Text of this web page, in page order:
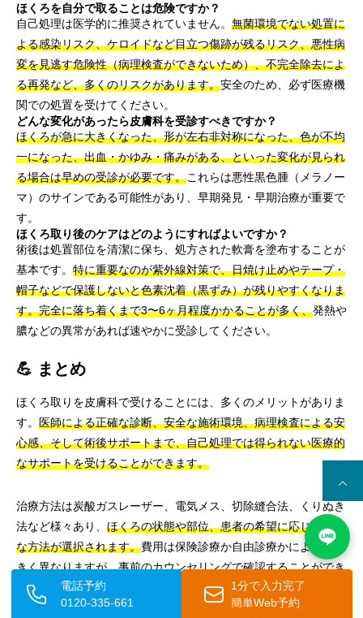
ほくろを自分で取ることは危険ですか？
自己処理は医学的に推奨されていません。 無菌環境でない処置に
よる感染リスク、ケロイドなど目立つ傷跡が残るリスク、悪性病
変を見逃す危険性（病理検査ができないため）、不完全除去によ
る再発など、多くのリスクがあります。安全のため、必ず医療機
関での処置を受けてください。
どんな変化があったら皮膚科を受診すべきですか？
ほくろが急に大きくなった、形が左右非対称になった、色が不均
一になった、出血・かゆみ・痛みがある、といった変化が見られ
る場合は早めの受診が必要です。これらは悪性黒色腫（メラノー
マ）のサインである可能性があり、早期発見・早期治療が重要で
す。
ほくろ取り後のケアはどのようにすればよいですか？
術後は処置部位を清潔に保ち、処方された軟膏を塗布することが
基本です。 特に重要なのが紫外線対策で、日焼け止めやテープ・
帽子などで保護しないと色素沈着（黒ずみ）が残りやすくなりま
す。完全に落ち着くまで3〜6ヶ月程度かかることが多く、発熱や
膿などの異常があれば速やかに受診してください。
💪 まとめ
ほくろ取りを皮膚科で受けることには、多くのメリットがありま
す。 医師による正確な診断、安全な施術環境、病理検査による安
心感、そして術後サポートまで、自己処理では得られない医療的
なサポートを受けることができます。
治療方法は炭酸ガスレーザー、電気メス、切除縫合法、くりぬき
法など様々あり、 ほくろの状態や部位、患者の希望に応じて最適
な方法が選択されます。費用は保険診療か自由診療かによって大
きく異なりますが、事前のカウンセリングで確認することができ
ます。
電話予約
0120-335-661
1分で入力完了
簡単Web予約